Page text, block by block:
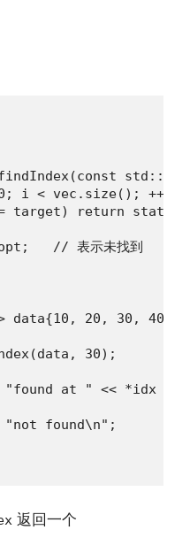
i < vec.size(); ++i)
target) return
// 表示未找到
data{10, 20, 30, 40};
30);
at " << *idx <<
found\n";
返回一个